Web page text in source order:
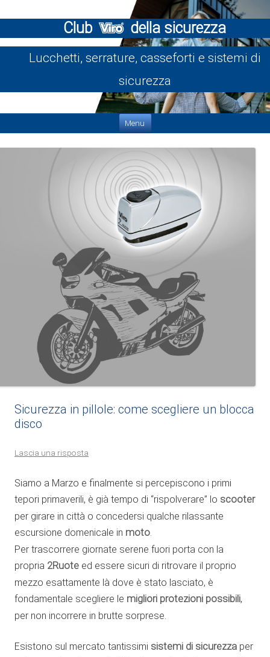
Club della sicurezza
Lucchetti, serrature, casseforti e sistemi di
sicurezza
Menu
Sicurezza in pillole: come scegliere un blocca
disco
Lascia una risposta
Siamo a Marzo e finalmente si percepiscono i primi
tepori primaverili, è già tempo di “rispolverare” lo scooter
per girare in città o concedersi qualche rilassante
escursione domenicale in moto.
Per trascorrere giornate serene fuori porta con la
propria 2Ruote ed essere sicuri di ritrovare il proprio
mezzo esattamente là dove è stato lasciato, è
fondamentale scegliere le migliori protezioni possibili,
per non incorrere in brutte sorprese.
Esistono sul mercato tantissimi sistemi di sicurezza per